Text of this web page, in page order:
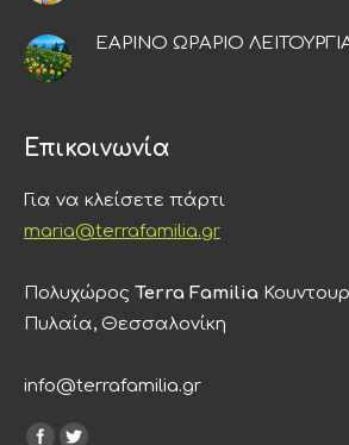
ΕΑΡΙΝΟ ΩΡΑΡΙΟ
Επικοινωνία
Για να κλείσετε πάρτι
maria@terrafamilia.gr
Πολυχώρος Terra Familia
Πυλαία, Θεσσαλονίκη
info@terrafamilia.gr
Find us on: